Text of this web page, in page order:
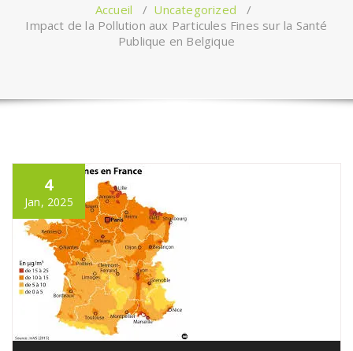
Accueil / Uncategorized /
Impact de la Pollution aux Particules Fines sur la Santé
Publique en Belgique
4
Jan, 2025